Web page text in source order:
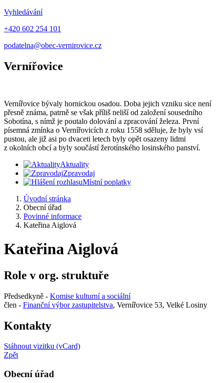
Vyhledávání
+420 602 254 101
podatelna@obec-vernirovice.cz
Vernířovice
Vernířovice bývaly hornickou osadou. Doba jejich vzniku sice není
přesně známa, patrně se však příliš neliší od založení sousedního
Sobotína, s nímž je poutalo dolování a zpracování železa. První
písemná zmínka o Vernířovicích z roku 1558 sděluje, že byly vsí
pustou, ale již asi po dvaceti letech byly opět osazeny lidmi
z okolních obcí a byly součástí žerotínského losinského panství.
Aktuality
Zpravodaj
Místní poplatky
Úvodní stránka
Obecní úřad
Povinné informace
Kateřina Aiglová
Kateřina Aiglová
Role v org. struktuře
Předsedkyně - Komise kulturní a sociální
člen - Finanční výbor zastupitelstva, Vernířovice 53, Velké Losiny
Kontakty
Stáhnout vizitku (vCard)
Zpět
Obecní úřad